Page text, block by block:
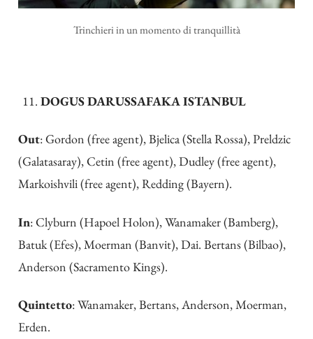
Trinchieri in un momento di tranquillità
DOGUS DARUSSAFAKA ISTANBUL
Out: Gordon (free agent), Bjelica (Stella Rossa), Preldzic
(Galatasaray), Cetin (free agent), Dudley (free agent),
Markoishvili (free agent), Redding (Bayern).
In: Clyburn (Hapoel Holon), Wanamaker (Bamberg),
Batuk (Efes), Moerman (Banvit), Dai. Bertans (Bilbao),
Anderson (Sacramento Kings).
Quintetto: Wanamaker, Bertans, Anderson, Moerman,
Erden.